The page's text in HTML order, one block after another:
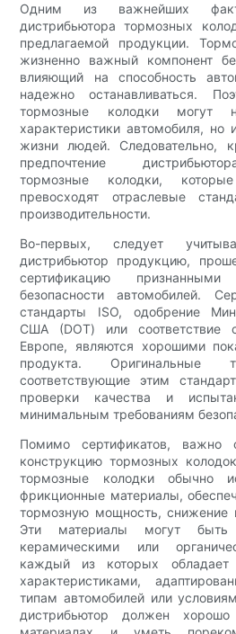
Одним из важнейших
дистрибьютора тормозных
предлагаемой продукции.
жизненно важный компонент
влияющий на способность
надежно останавливаться.
тормозные колодки могут
характеристики автомобиля, но
жизни людей. Следовательно,
предпочтение
тормозные колодки,
превосходят отраслевые
производительности.
Во-первых, следует
дистрибьютор продукцию,
сертификацию
безопасности автомобилей.
стандарты ISO, одобрение
США (DOT) или соответствие
Европе, являются хорошими
продукта. Оригинальные
соответствующие этим
проверки качества и
минимальным требованиям
Помимо сертификатов, важно
конструкцию тормозных
тормозные колодки обычно
фрикционные материалы,
тормозную мощность, снижение
Эти материалы могут быть
керамическими или
каждый из которых обладает
характеристиками,
типам автомобилей или
дистрибьютор должен